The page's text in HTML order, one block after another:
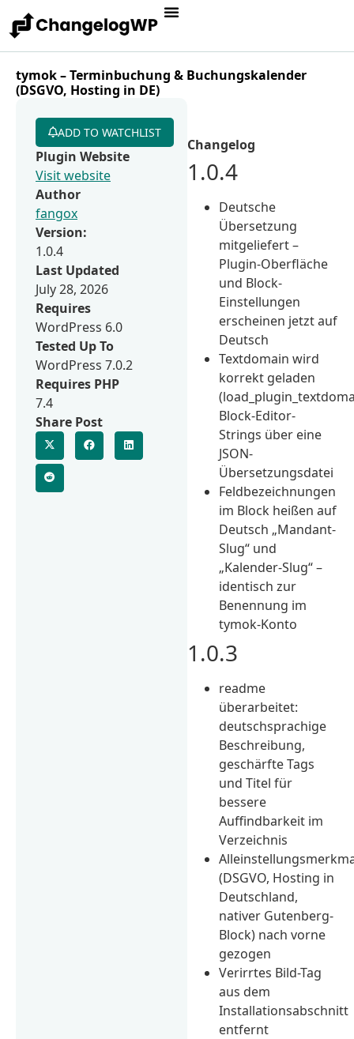
tymok – Terminbuchung & Buchungskalender
(DSGVO, Hosting in DE)
Changelog
1.0.4
Deutsche
Übersetzung
mitgeliefert –
Plugin-Oberfläche
und Block-
Einstellungen
erscheinen jetzt auf
Deutsch
Textdomain wird
korrekt geladen
Block-Editor-
Strings über eine
JSON-
Übersetzungsdatei
Feldbezeichnungen
im Block heißen auf
Deutsch „Mandant-
Slug“ und
„Kalender-Slug“ –
identisch zur
Benennung im
tymok-Konto
1.0.3
readme
überarbeitet:
deutschsprachige
Beschreibung,
geschärfte Tags
und Titel für
bessere
Auffindbarkeit im
Verzeichnis
(DSGVO, Hosting in
Deutschland,
nativer Gutenberg-
Block) nach vorne
gezogen
Verirrtes Bild-Tag
aus dem
Installationsabschnitt
entfernt
ADD TO WATCHLIST
Plugin Website
Visit website
Author
fangox
Version:
1.0.4
Last Updated
July 28, 2026
Requires
WordPress 6.0
Tested Up To
WordPress 7.0.2
Requires PHP
7.4
Share Post